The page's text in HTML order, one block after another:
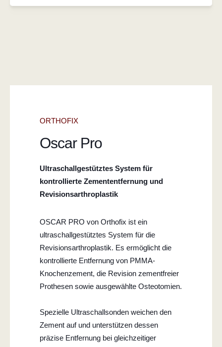
ORTHOFIX
Oscar Pro
Ultraschallgestütztes System für
kontrollierte Zemententfernung und
Revisionsarthroplastik
OSCAR PRO von Orthofix ist ein
ultraschallgestütztes System für die
Revisionsarthroplastik. Es ermöglicht die
kontrollierte Entfernung von PMMA-
Knochenzement, die Revision zementfreier
Prothesen sowie ausgewählte Osteotomien.
Spezielle Ultraschallsonden weichen den
Zement auf und unterstützen dessen
präzise Entfernung bei gleichzeitiger